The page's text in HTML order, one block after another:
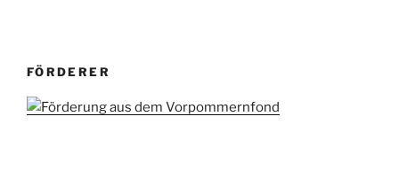
FÖRDERER